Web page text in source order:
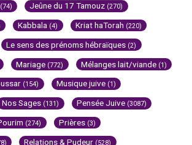
(74) Jeûne du 17 Tamouz (270)
Kabbala (4) Kriat haTorah (220)
Le sens des prénoms hébraïques (2)
Mariage (772) Mélanges lait/viande (1)
(154) Musique juive (1)
Nos Sages (131) Pensée Juive (3087)
(274) Prières (3)
Relations & Pudeur (528)